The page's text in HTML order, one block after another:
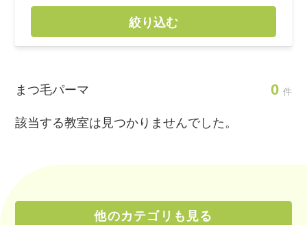
絞り込む
まつ毛パーマ 0 件
該当する教室は見つかりませんでした。
他のカテゴリも見る